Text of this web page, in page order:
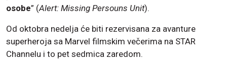
osobe” (Alert: Missing Persouns Unit).
Od oktobra nedelja će biti rezervisana za avanture
superheroja sa Marvel filmskim večerima na STAR
Channelu i to pet sedmica zaredom.